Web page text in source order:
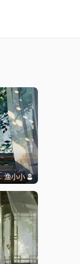
渔小小